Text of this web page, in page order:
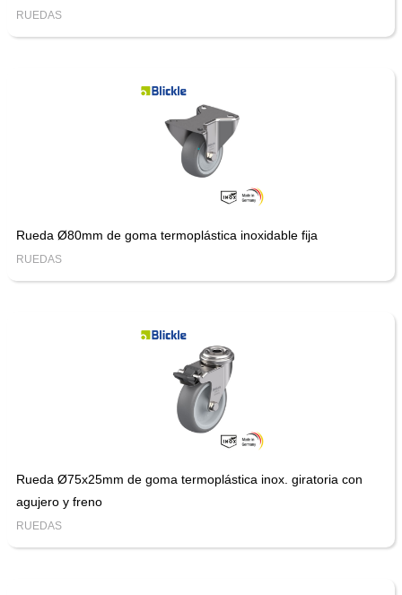
RUEDAS
Rueda Ø80mm de goma termoplástica inoxidable fija
RUEDAS
Rueda Ø75x25mm de goma termoplástica inox. giratoria con
agujero y freno
RUEDAS